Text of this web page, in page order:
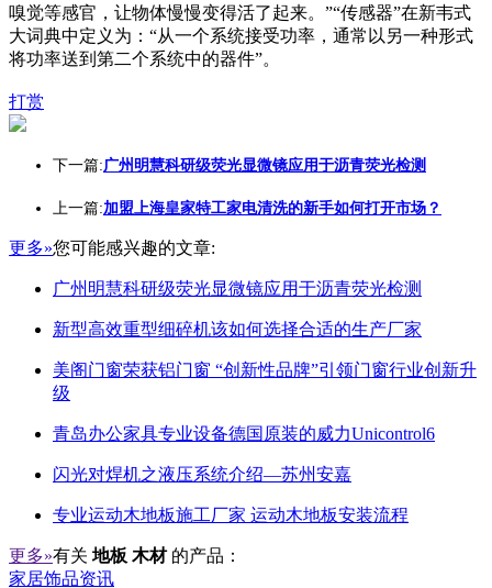
嗅觉等感官，让物体慢慢变得活了起来。”“传感器”在新韦式
大词典中定义为：“从一个系统接受功率，通常以另一种形式
将功率送到第二个系统中的器件”。
打赏
下一篇:广州明慧科研级荧光显微镜应用于沥青荧光检测
上一篇:加盟上海皇家特工家电清洗的新手如何打开市场？
更多»您可能感兴趣的文章:
广州明慧科研级荧光显微镜应用于沥青荧光检测
新型高效重型细碎机该如何选择合适的生产厂家
美阁门窗荣获铝门窗 “创新性品牌”引领门窗行业创新升
级
青岛办公家具专业设备德国原装的威力Unicontrol6
闪光对焊机之液压系统介绍—苏州安嘉
专业运动木地板施工厂家 运动木地板安装流程
更多»有关 地板 木材 的产品：
家居饰品资讯